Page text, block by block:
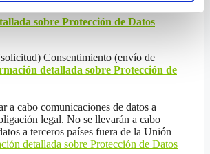
sobre Protección de Datos
Consentimiento (envío de
detallada sobre Protección de
a cabo comunicaciones de datos a
legal. No se llevarán a cabo
a terceros países fuera de la Unión
detallada sobre Protección de Datos